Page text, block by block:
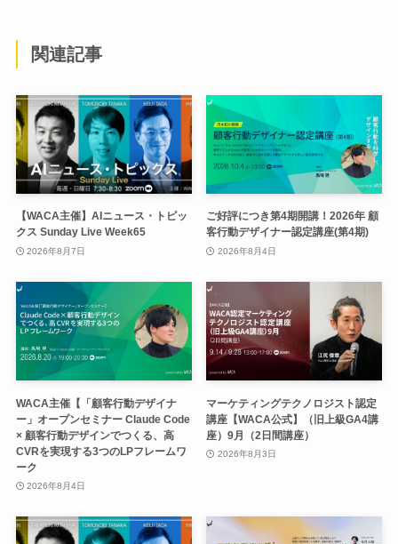
関連記事
【WACA主催】AIニュース・トピッ
クス Sunday Live Week65
2026年8月7日
ご好評につき第4期開講！2026年 顧
客行動デザイナー認定講座(第4期)
2026年8月4日
WACA主催【「顧客行動デザイナ
ー」オープンセミナー Claude Code
× 顧客行動デザインでつくる、高
CVRを実現する3つのLPフレームワ
ーク
2026年8月4日
マーケティングテクノロジスト認定
講座【WACA公式】（旧上級GA4講
座）9月（2日間講座）
2026年8月3日